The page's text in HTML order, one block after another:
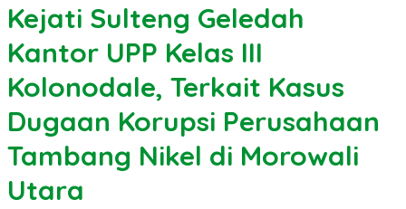
Kejati Sulteng Geledah
Kantor UPP Kelas III
Kolonodale, Terkait Kasus
Dugaan Korupsi Perusahaan
Tambang Nikel di Morowali
Utara